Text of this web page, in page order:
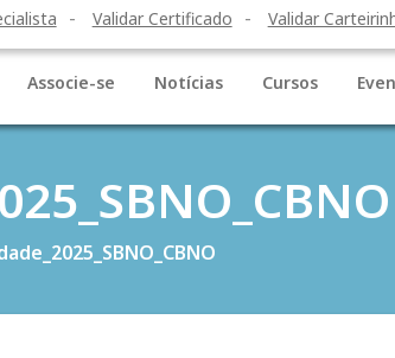
Validar Certificado Validar
Associe-se Notícias Cursos